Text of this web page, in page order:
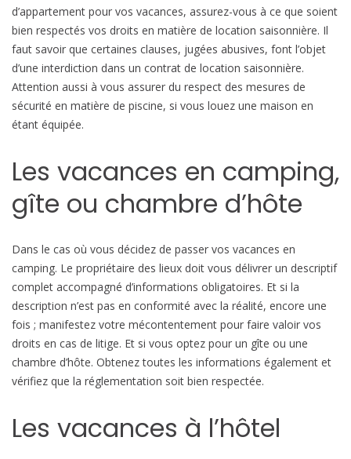
d’appartement pour vos vacances, assurez-vous à ce que soient
bien respectés vos droits en matière de location saisonnière. Il
faut savoir que certaines clauses, jugées abusives, font l’objet
d’une interdiction dans un contrat de location saisonnière.
Attention aussi à vous assurer du respect des mesures de
sécurité en matière de piscine, si vous louez une maison en
étant équipée.
Les vacances en camping,
gîte ou chambre d’hôte
Dans le cas où vous décidez de passer vos vacances en
camping. Le propriétaire des lieux doit vous délivrer un descriptif
complet accompagné d’informations obligatoires. Et si la
description n’est pas en conformité avec la réalité, encore une
fois ; manifestez votre mécontentement pour faire valoir vos
droits en cas de litige. Et si vous optez pour un gîte ou une
chambre d’hôte. Obtenez toutes les informations également et
vérifiez que la réglementation soit bien respectée.
Les vacances à l’hôtel